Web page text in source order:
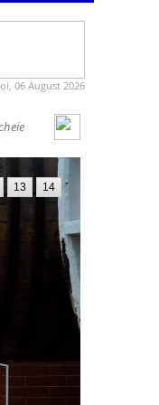
06 August 2026
13 14